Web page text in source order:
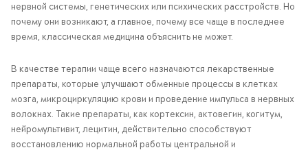
нервной системы, генетических или психических расстройств. Но
почему они возникают, а главное, почему все чаще в последнее
время, классическая медицина объяснить не может.
В качестве терапии чаще всего назначаются лекарственные
препараты, которые улучшают обменные процессы в клетках
мозга, микроциркуляцию крови и проведение импульса в нервных
волокнах. Такие препараты, как кортексин, актовегин, когитум,
нейромультивит, лецитин, действительно способствуют
восстановлению нормальной работы центральной и